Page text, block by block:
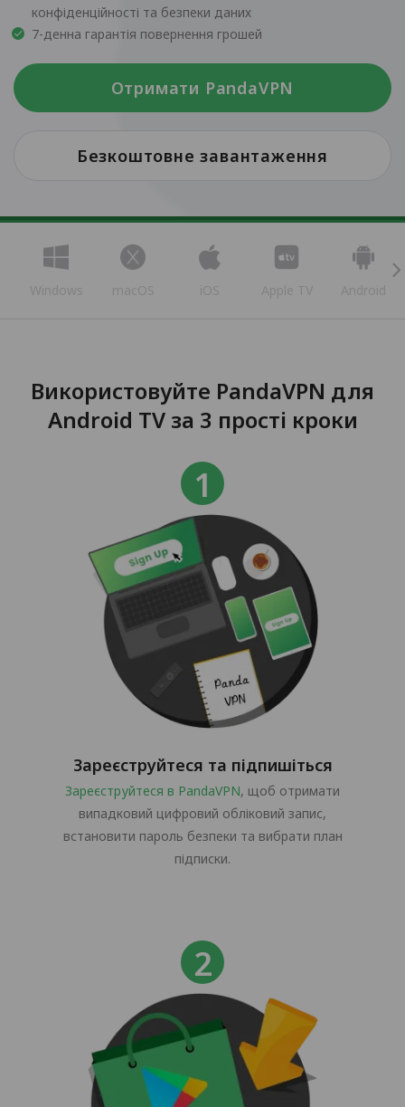
конфіденційності та безпеки даних
7-денна гарантія повернення грошей
Отримати PandaVPN
Безкоштовне завантаження
Windows macOS iOS Apple TV Android
Використовуйте PandaVPN для
Android TV за 3 прості кроки
Зареєструйтеся та підпишіться
Зареєструйтеся в PandaVPN, щоб отримати
випадковий цифровий обліковий запис,
встановити пароль безпеки та вибрати план
підписки.